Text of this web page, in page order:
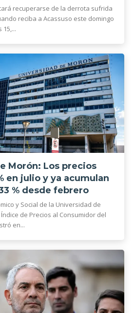
recuperarse de la derrota sufrida
reciba a Acassuso este domingo
Morón: Los precios
en julio y ya acumulan
% desde febrero
y Social de la Universidad de
de Precios al Consumidor del
en...